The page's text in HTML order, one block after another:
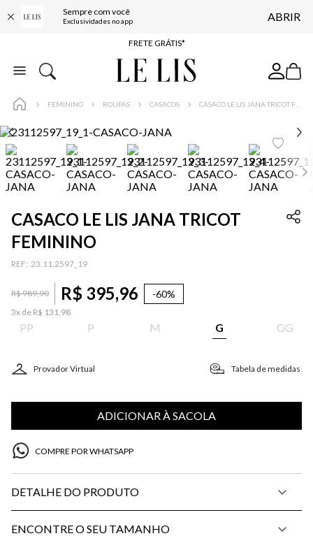
Sempre com você
Exclusividades no app ABRIR
ENTREGA EXPRESSA*
FRETE GRÁTIS*
BAIXE O APP
FEMININO ROUPAS CASACOS
CASACO LE LIS JANA TRICOT
FEMININO
: 23.11.2597_19
R$989,90 R$ 395,96 -60%
3x de R$ 131,98
PP P M G GG
Provador Virtual Tabela de medidas
ADICIONAR À SACOLA
COMPRE POR WHATSAPP
DETALHE DO PRODUTO
ENCONTRE O SEU TAMANHO